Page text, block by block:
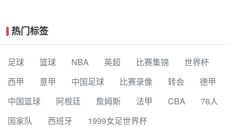
热门标签
足球 篮球 NBA 英超 比赛集锦
世界杯
西甲
意甲 中国足球 比赛录像 转会
德甲
中国篮球
阿根廷 詹姆斯 法甲 CBA
76人
国家队
西班牙
1999女足世界杯